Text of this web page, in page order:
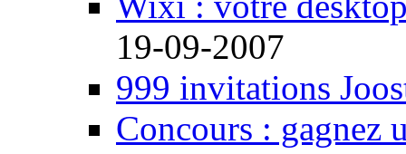
19-09-2007
999 invitations
Concours : gagnez